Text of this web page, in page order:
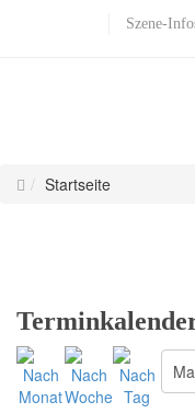
Szene-
Startseite